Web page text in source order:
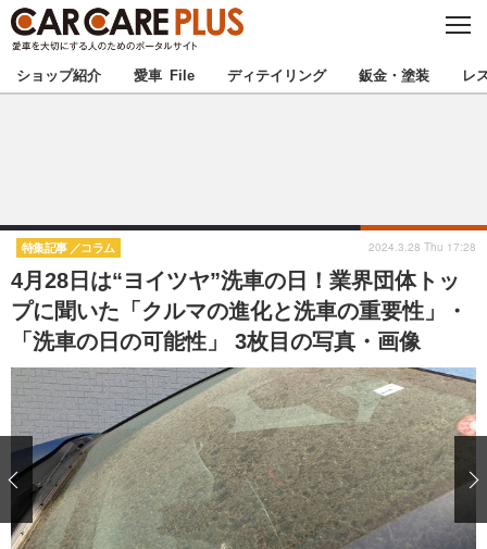
C
S
E
★カーケアプラス認定★ 厳選プロショップを地域から探す
甲信越 北陸
東海 関西
中国 四国
九州 沖縄
注目の記事
ショップレポート 愛車 File
自動車豆知識 ストップ！不具合修理＆粗悪修理
ディテイリング
ディテイリング 洗車
鈑金・塗装
ショップ紹介 愛車 File ディテイリング 鈑金・塗装 レ
4月28日は“ヨイツヤ”洗車の日！業界団体トッ
プに聞いた「クルマの進化と洗車の重要性」・
「洗車の日の可能性」 3枚目の写真・画像
特集記事 コラム 2024.3.28 Thu 17:28